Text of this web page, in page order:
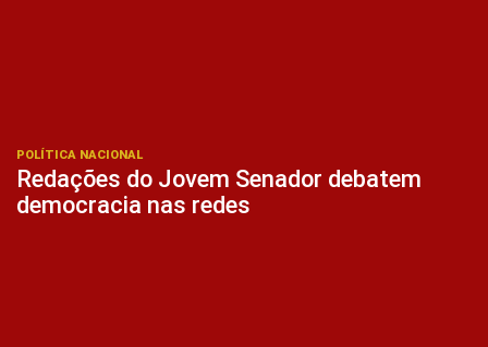
POLÍTICA NACIONAL
Redações do Jovem Senador debatem
democracia nas redes